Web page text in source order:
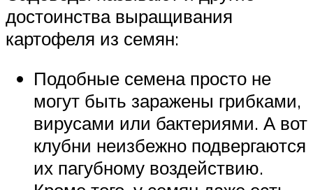
достоинства выращивания
картофеля из семян:
Подобные семена просто не
могут быть заражены грибками,
вирусами или бактериями. А вот
клубни неизбежно подвергаются
их пагубному воздействию.